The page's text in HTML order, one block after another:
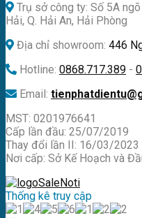
Trụ sở công ty: Số 5A
Hải, Q. Hải An, Hải Phòng
Địa chỉ showroom: 446
Hotline: 0868.717.389 -
Email:
MST: 0201976641
Cấp lần đầu: 25/07/2019
Thay đổi lần II: 16/03/2023
Nơi cấp: Sở Kế Hoạch và
Thống kê truy cập